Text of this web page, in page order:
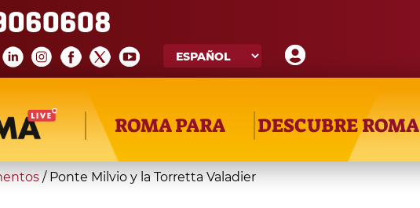
ROMA PARA DESCUBRE ROMA
/ Ponte Milvio y la Torretta Valadier